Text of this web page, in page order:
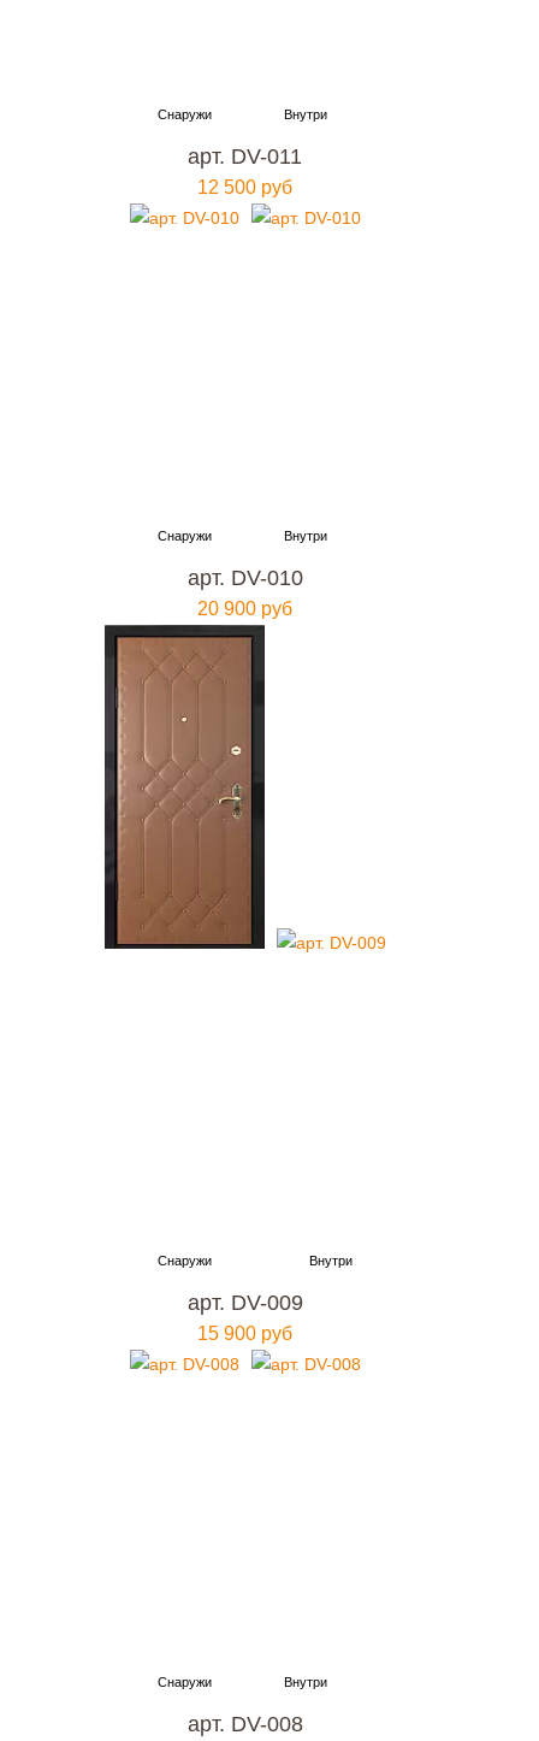
арт. DV-011
12 500 руб
арт. DV-010
20 900 руб
арт. DV-009
15 900 руб
арт. DV-008